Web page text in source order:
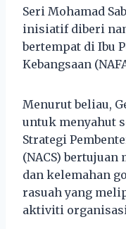
Seri Mohamad
inisiatif diberi
bertempat di Ibu
Kebangsaan
Menurut beliau,
untuk menyahut
Strategi
(NACS)
dan kelemahan
rasuah yang
aktiviti